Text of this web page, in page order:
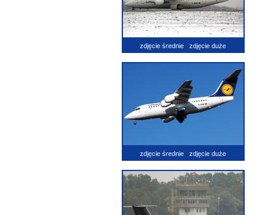
zdjęcie średnie zdjęcie duże
zdjęcie średnie zdjęcie duże